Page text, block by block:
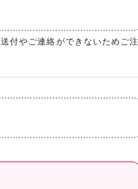
付やご連絡ができないためご注